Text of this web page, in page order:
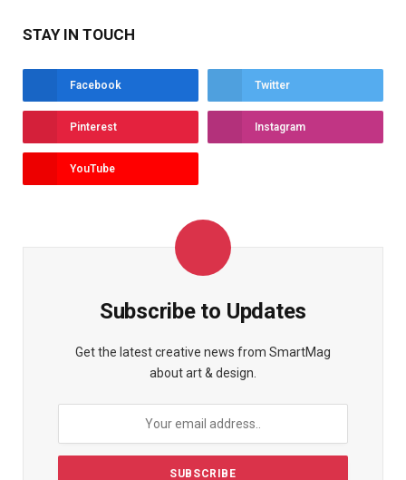
STAY IN TOUCH
Facebook Twitter
Pinterest Instagram
YouTube
Subscribe to Updates
Get the latest creative news from SmartMag
about art & design.